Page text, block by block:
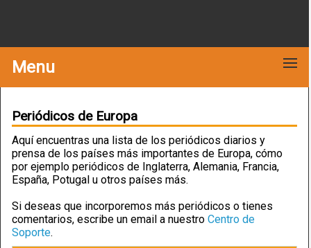
Menu
Periódicos de Europa
Aquí encuentras una lista de los periódicos diarios y
prensa de los países más importantes de Europa, cómo
por ejemplo periódicos de Inglaterra, Alemania, Francia,
España, Potugal u otros países más.
Si deseas que incorporemos más periódicos o tienes
comentarios, escribe un email a nuestro Centro de
Soporte.